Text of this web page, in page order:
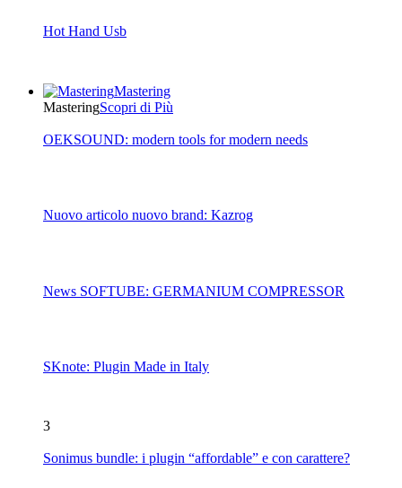
Hot Hand Usb
Mastering
MasteringScopri di Più
OEKSOUND: modern tools for modern needs
Nuovo articolo nuovo brand: Kazrog
News SOFTUBE: GERMANIUM COMPRESSOR
SKnote: Plugin Made in Italy
3
Sonimus bundle: i plugin “affordable” e con carattere?